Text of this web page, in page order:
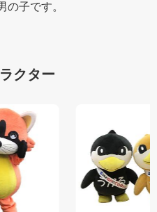
の子です。
クター